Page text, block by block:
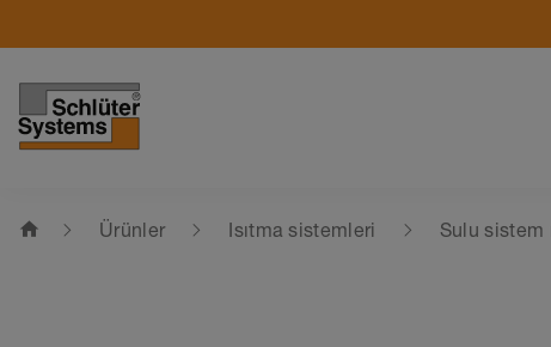
home Ürünler Isıtma sistemleri Sulu sistem